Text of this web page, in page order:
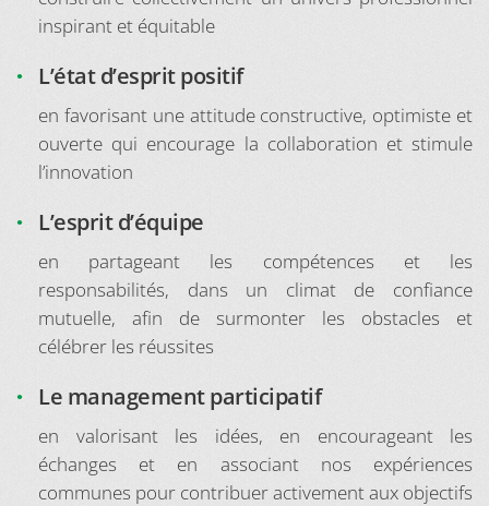
inspirant et équitable
L’état d’esprit positif
en favorisant une attitude constructive, optimiste et
ouverte qui encourage la collaboration et stimule
l’innovation
L’esprit d’équipe
en partageant les compétences et les
responsabilités, dans un climat de confiance
mutuelle, afin de surmonter les obstacles et
célébrer les réussites
Le management participatif
en valorisant les idées, en encourageant les
échanges et en associant nos expériences
communes pour contribuer activement aux objectifs